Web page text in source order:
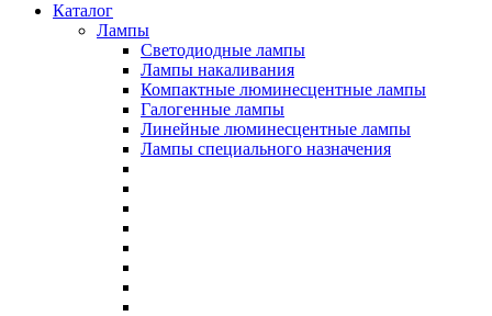
Каталог
Лампы
Светодиодные лампы
Лампы накаливания
Компактные люминесцентные лампы
Галогенные лампы
Линейные люминесцентные лампы
Лампы специального назначения